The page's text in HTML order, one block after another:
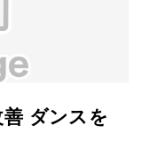
善 ダンスを